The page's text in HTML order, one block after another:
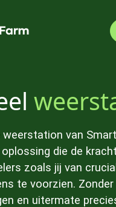
van
die de
zoals jij van
te voorzien. Zonder
en uitermate